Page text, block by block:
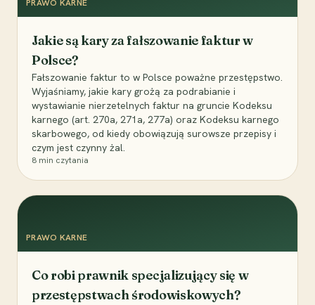
PRAWO KARNE
Jakie są kary za fałszowanie faktur w
Polsce?
Fałszowanie faktur to w Polsce poważne przestępstwo.
Wyjaśniamy, jakie kary grożą za podrabianie i
wystawianie nierzetelnych faktur na gruncie Kodeksu
karnego (art. 270a, 271a, 277a) oraz Kodeksu karnego
skarbowego, od kiedy obowiązują surowsze przepisy i
czym jest czynny żal.
8 min czytania
PRAWO KARNE
Co robi prawnik specjalizujący się w
przestępstwach środowiskowych?